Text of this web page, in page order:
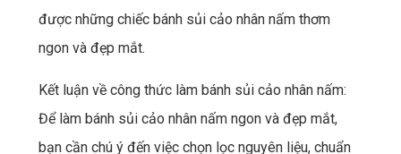
được những chiếc bánh sủi cảo nhân nấm thơm
ngon và đẹp mắt.
Kết luận về công thức làm bánh sủi cảo nhân nấm:
Để làm bánh sủi cảo nhân nấm ngon và đẹp mắt,
bạn cần chú ý đến việc chọn lọc nguyên liệu, chuẩn